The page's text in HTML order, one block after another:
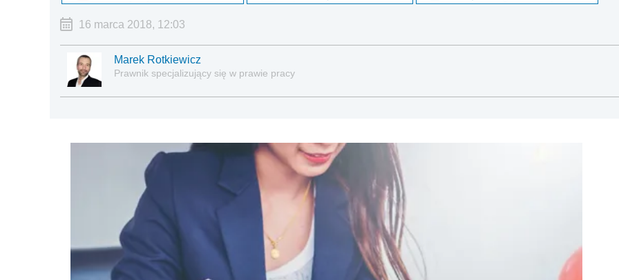
16 marca 2018, 12:03
Marek Rotkiewicz
Prawnik specjalizujący się w prawie pracy